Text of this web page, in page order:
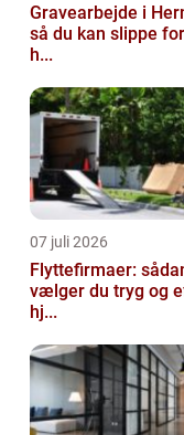
Gravearbejde i
så du kan slippe
h...
07 juli 2026
Flyttefirmaer:
vælger du tryg og
hj...